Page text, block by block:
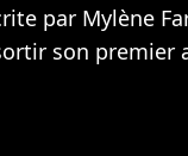
par Mylène
son premier